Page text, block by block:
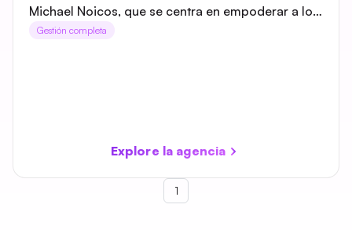
Michael Noicos, que se centra en empoderar a los
creadores de contenido a través de la excelencia
ganancias y el reconocimiento global de los
como Sídney, Dubái y Miami, Banx Management
proporciona un ecosistema de apoyo que
Gestión completa
Explore la agencia
1